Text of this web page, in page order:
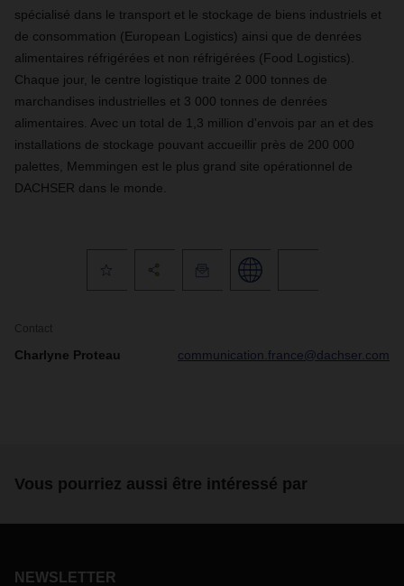
spécialisé dans le transport et le stockage de biens industriels et
de consommation (European Logistics) ainsi que de denrées
alimentaires réfrigérées et non réfrigérées (Food Logistics).
Chaque jour, le centre logistique traite 2 000 tonnes de
marchandises industrielles et 3 000 tonnes de denrées
alimentaires. Avec un total de 1,3 million d'envois par an et des
installations de stockage pouvant accueillir près de 200 000
palettes, Memmingen est le plus grand site opérationnel de
DACHSER dans le monde.
Contact
Charlyne Proteau communication.france@dachser.com
Vous pourriez aussi être intéressé par
NEWSLETTER